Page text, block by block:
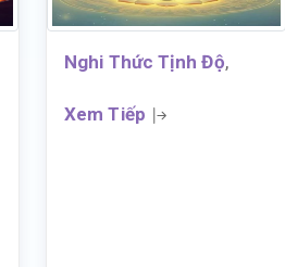
Nghi Thức Tịnh Độ,
Xem Tiếp